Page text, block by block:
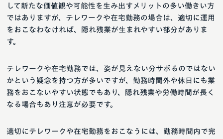
して新たな価値観や可能性を生み出すメリットの多い働きい方
ではありますが、テレワークや在宅勤務の場合は、適切に運用
をおこなわなければ、隠れ残業が生まれやすい部分がありま
す。
テレワークや在宅勤務では、姿が見えない分サボるのではない
かという疑念を持つ方が多いですが、勤務時間外や休日にも業
務をおこないやすい状態でもあり、隠れ残業や労働時間が長く
なる場合もあり注意が必要です。
適切にテレワークや在宅勤務をおこなうには、勤務時間内で完